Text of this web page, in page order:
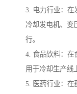
3. 电力行业：在
冷却发电机、变
行。
4. 食品饮料：在
用于冷却生产线
5. 医药行业：在